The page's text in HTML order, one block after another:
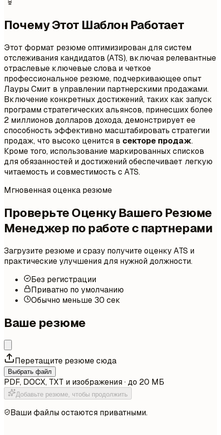
Почему Этот Шаблон Работает
Этот формат резюме оптимизирован для систем
отслеживания кандидатов (ATS), включая релевантные
отраслевые ключевые слова и четкое
профессиональное резюме, подчеркивающее опыт
Лауры Смит в управлении партнерскими продажами.
Включение конкретных достижений, таких как запуск
программ стратегических альянсов, принесших более
2 миллионов долларов дохода, демонстрирует ее
способность эффективно масштабировать стратегии
продаж, что высоко ценится в секторе продаж.
Кроме того, использование маркированных списков
для обязанностей и достижений обеспечивает легкую
читаемость и совместимость с ATS.
Мгновенная оценка резюме
Проверьте Оценку Вашего Резюме
Менеджер по работе с партнерами
Загрузите резюме и сразу получите оценку ATS и
практические улучшения для нужной должности.
Без регистрации
Приватно по умолчанию
Обычно меньше 30 сек
Ваше резюме
Перетащите резюме сюда
Выбрать файл
PDF, DOCX, TXT и изображения · до 20 МБ
Добавьте резюме, чтобы продолжить
Ваши файлы остаются приватными.